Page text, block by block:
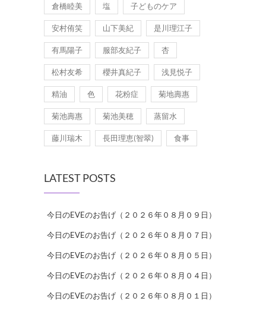
倉橋睦美 塩 子どものケア
安村侑笑 山下美紀 是川理江子
有馬陽子 服部友紀子 杏
松村友希 櫻井真紀子 浅見悦子
精油 色 花粉症 菊地壽惠
菊池壽惠 菊池美穂 蒸留水
藤川瑞木 長田理恵(智翠) 食事
LATEST POSTS
今日のEVEのお告げ（２０２６年０８月０９日）
今日のEVEのお告げ（２０２６年０８月０７日）
今日のEVEのお告げ（２０２６年０８月０５日）
今日のEVEのお告げ（２０２６年０８月０４日）
今日のEVEのお告げ（２０２６年０８月０１日）